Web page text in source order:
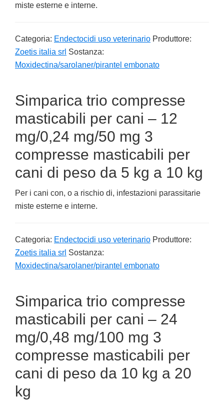
miste esterne e interne.
Categoria: Endectocidi uso veterinario Produttore:
Zoetis italia srl Sostanza:
Moxidectina/sarolaner/pirantel embonato
Simparica trio compresse
masticabili per cani – 12
mg/0,24 mg/50 mg 3
compresse masticabili per
cani di peso da 5 kg a 10 kg
Per i cani con, o a rischio di, infestazioni parassitarie
miste esterne e interne.
Categoria: Endectocidi uso veterinario Produttore:
Zoetis italia srl Sostanza:
Moxidectina/sarolaner/pirantel embonato
Simparica trio compresse
masticabili per cani – 24
mg/0,48 mg/100 mg 3
compresse masticabili per
cani di peso da 10 kg a 20
kg